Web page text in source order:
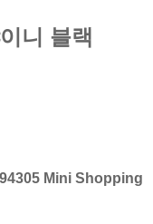
니 블랙
Mini Shopping